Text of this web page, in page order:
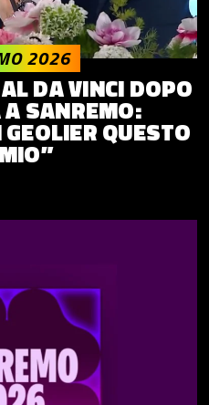
DA VINCI DOPO
SANREMO:
QUESTO
2026